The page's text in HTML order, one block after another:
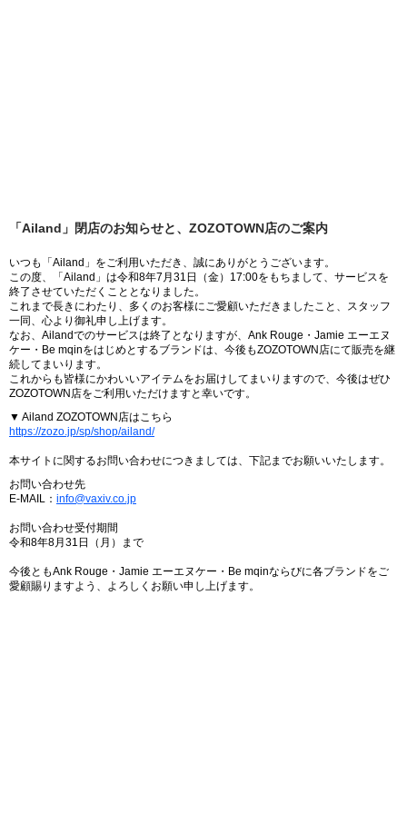
「Ailand」閉店のお知らせと、ZOZOTOWN店のご案内
いつも「Ailand」をご利用いただき、誠にありがとうございます。
この度、「Ailand」は令和8年7月31日（金）17:00をもちまして、サービスを
終了させていただくこととなりました。
これまで長きにわたり、多くのお客様にご愛顧いただきましたこと、スタッフ
一同、心より御礼申し上げます。
なお、Ailandでのサービスは終了となりますが、Ank Rouge・Jamie エーエヌ
ケー・Be mqinをはじめとするブランドは、今後もZOZOTOWN店にて販売を継
続してまいります。
これからも皆様にかわいいアイテムをお届けしてまいりますので、今後はぜひ
ZOZOTOWN店をご利用いただけますと幸いです。
▼ Ailand ZOZOTOWN店はこちら
https://zozo.jp/sp/shop/ailand/
本サイトに関するお問い合わせにつきましては、下記までお願いいたします。
お問い合わせ先
E-MAIL： info@vaxiv.co.jp
お問い合わせ受付期間
令和8年8月31日（月）まで
今後ともAnk Rouge・Jamie エーエヌケー・Be mqinならびに各ブランドをご
愛顧賜りますよう、よろしくお願い申し上げます。